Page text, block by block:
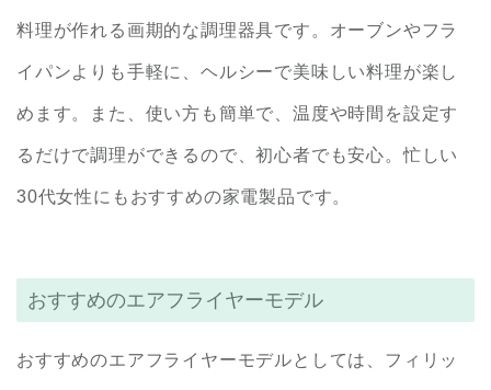
料理が作れる画期的な調理器具です。オーブンやフラ
イパンよりも手軽に、ヘルシーで美味しい料理が楽し
めます。また、使い方も簡単で、温度や時間を設定す
るだけで調理ができるので、初心者でも安心。忙しい
30代女性にもおすすめの家電製品です。
おすすめのエアフライヤーモデル
おすすめのエアフライヤーモデルとしては、フィリッ